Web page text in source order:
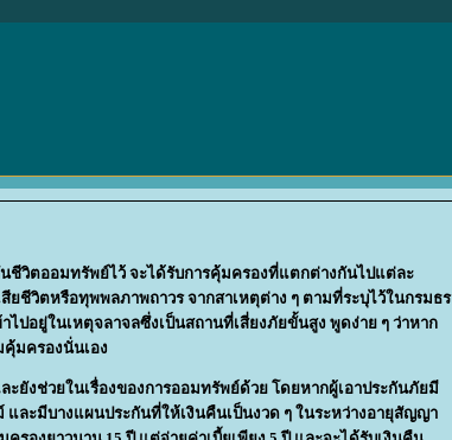
ชีวิตออมทรัพย์ไว้ จะได้รับการคุ้มครองที่แตกต่างกันไปแต่ละ
ชีวิตหรือทุพพลภาพถาวร จากสาเหตุต่าง ๆ ตามที่ระบุไว้ในกรมธร
ปอยู่ในเหตุจลาจลซึ่งเป็นสถานที่เสี่ยงภัยขั้นสูง พูดง่าย ๆ ว่าหาก
คุ้มครองนั่นเอง
งช่วยในเรื่องของการออมทรัพย์ด้วย โดยหากผู้เอาประกันภัยมี
ละมีบางแผนประกันที่ให้เงินคืนเป็นงวด ๆ ในระหว่างอายุสัญญา